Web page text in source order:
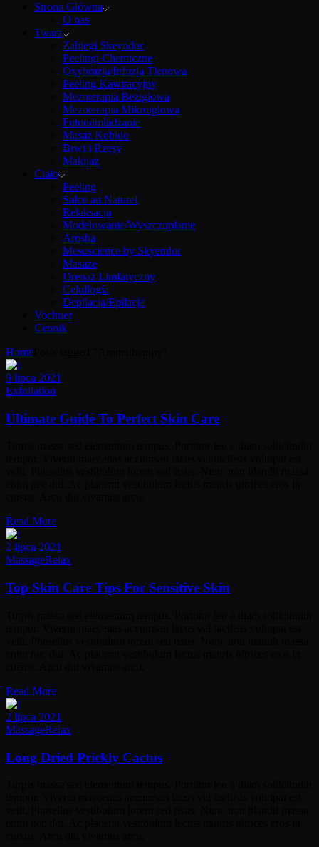
Strona Główna
O nas
Twarz
Zabiegi Skeyndor
Peelingi Chemiczne
Oxybrazja/Infuzja Tlenowa
Peeling Kawitacyjny
Mezoterapia Bezigłowa
Mezoterapia Mikroigłowa
Fotoodmładzanie
Masaż Kobido
Brwi i Rzęsy
Makijaż
Ciało
Peeling
Salco au Naturel
Relaksacja
Modelowanie/Wyszczuplanie
Arosha
Mesoscience by Skyendor
Masaże
Drenaż Limfatyczny
Celullogia
Depilacja/Epilacja
Vochuer
Cennik
Home
9 lipca 2021
Exfoliation
Ultimate Guide To Perfect Skin Care
Read More
2 lipca 2021
MassageRelax
Top Skin Care Tips For Sensitive Skin
Read More
2 lipca 2021
MassageRelax
Long Dried Prickly Cactus